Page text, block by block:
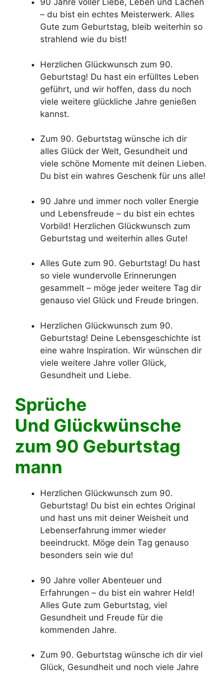
90 Jahre voller Liebe, Leben und Lachen
– du bist ein echtes Meisterwerk. Alles
Gute zum Geburtstag, bleib weiterhin so
strahlend wie du bist!
Herzlichen Glückwunsch zum 90.
Geburtstag! Du hast ein erfülltes Leben
geführt, und wir hoffen, dass du noch
viele weitere glückliche Jahre genießen
kannst.
Zum 90. Geburtstag wünsche ich dir
alles Glück der Welt, Gesundheit und
viele schöne Momente mit deinen Lieben.
Du bist ein wahres Geschenk für uns alle!
90 Jahre und immer noch voller Energie
und Lebensfreude – du bist ein echtes
Vorbild! Herzlichen Glückwunsch zum
Geburtstag und weiterhin alles Gute!
Alles Gute zum 90. Geburtstag! Du hast
so viele wundervolle Erinnerungen
gesammelt – möge jeder weitere Tag dir
genauso viel Glück und Freude bringen.
Herzlichen Glückwunsch zum 90.
Geburtstag! Deine Lebensgeschichte ist
eine wahre Inspiration. Wir wünschen dir
viele weitere Jahre voller Glück,
Gesundheit und Liebe.
Sprüche
Und Glückwünsche
zum 90 Geburtstag
mann
Herzlichen Glückwunsch zum 90.
Geburtstag! Du bist ein echtes Original
und hast uns mit deiner Weisheit und
Lebenserfahrung immer wieder
beeindruckt. Möge dein Tag genauso
besonders sein wie du!
90 Jahre voller Abenteuer und
Erfahrungen – du bist ein wahrer Held!
Alles Gute zum Geburtstag, viel
Gesundheit und Freude für die
kommenden Jahre.
Zum 90. Geburtstag wünsche ich dir viel
Glück, Gesundheit und noch viele Jahre